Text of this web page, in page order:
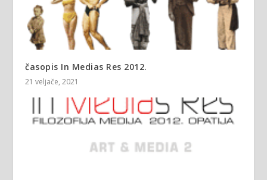
časopis In Medias Res 2012.
21 veljače, 2021